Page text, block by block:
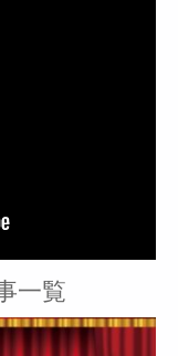
一覧